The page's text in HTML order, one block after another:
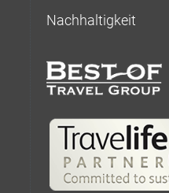
Nachhaltigkeit